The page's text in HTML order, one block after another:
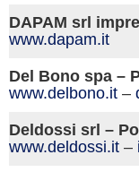
DAPAM srl
www.dapam.it
Del Bono spa –
www.delbono.it –
Deldossi srl –
www.deldossi.it –